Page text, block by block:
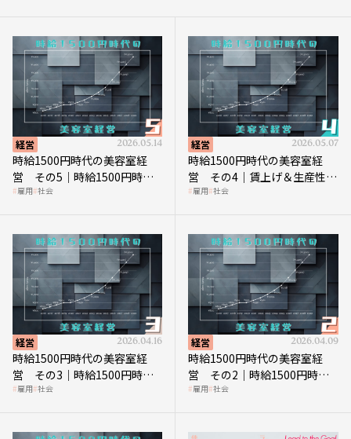
経営 2026.05.14
時給1500円時代の美容室経
営 その5｜時給1500円時代
の到来は美容業の収益構造を
雇用 社会
経営 2026.05.07
時給1500円時代の美容室経
営 その4｜賃上げ＆生産性向
上につなげる賢い助成金活用
雇用 社会
経営 2026.04.16
時給1500円時代の美容室経
営 その3｜時給1500円時
代、美容業はどのような影響
雇用 社会
経営 2026.04.09
時給1500円時代の美容室経
営 その2｜時給1500円時代
に支払う給与はいくらなのか
雇用 社会